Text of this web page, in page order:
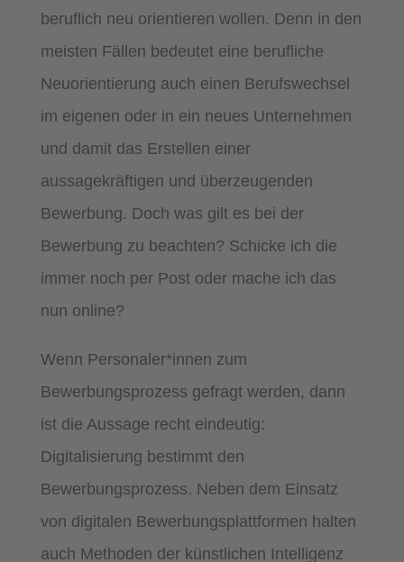
beruflich neu orientieren wollen. Denn in den
meisten Fällen bedeutet eine berufliche
Neuorientierung auch einen Berufswechsel
im eigenen oder in ein neues Unternehmen
und damit das Erstellen einer
aussagekräftigen und überzeugenden
Bewerbung. Doch was gilt es bei der
Bewerbung zu beachten? Schicke ich die
immer noch per Post oder mache ich das
nun online?
Wenn Personaler*innen zum
Bewerbungsprozess gefragt werden, dann
ist die Aussage recht eindeutig:
Digitalisierung bestimmt den
Bewerbungsprozess. Neben dem Einsatz
von digitalen Bewerbungsplattformen halten
auch Methoden der künstlichen Intelligenz